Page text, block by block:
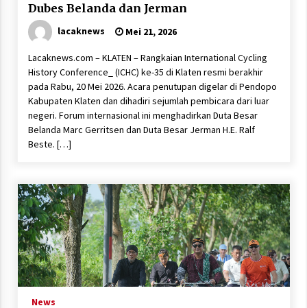
Dubes Belanda dan Jerman
lacaknews Mei 21, 2026
Lacaknews.com – KLATEN – Rangkaian International Cycling
History Conference_ (ICHC) ke-35 di Klaten resmi berakhir
pada Rabu, 20 Mei 2026. Acara penutupan digelar di Pendopo
Kabupaten Klaten dan dihadiri sejumlah pembicara dari luar
negeri. Forum internasional ini menghadirkan Duta Besar
Belanda Marc Gerritsen dan Duta Besar Jerman H.E. Ralf
Beste. […]
News